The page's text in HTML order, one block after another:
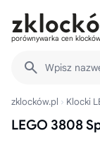
porównywarka cen
Wpisz
zklocków.pl Klocki
LEGO 3808